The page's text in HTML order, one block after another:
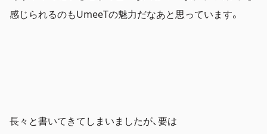
感じられるのもUmeeTの魅力だなあと思っています。
長々と書いてきてしまいましたが、要は